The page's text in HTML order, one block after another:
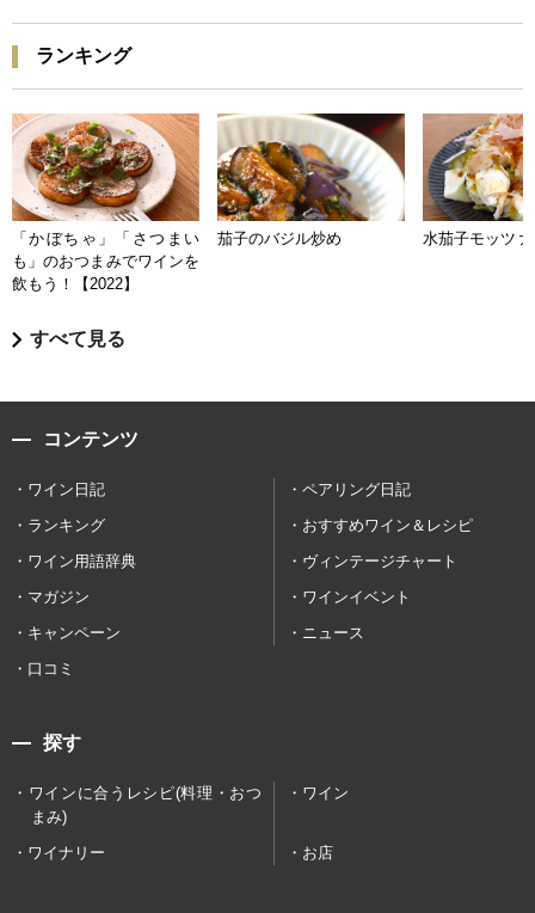
ランキング
「かぼちゃ」「さつまい
も」のおつまみでワインを
飲もう！【2022】
茄子のバジル炒め 水茄子モッツァ
すべて見る
コンテンツ
ワイン日記
ペアリング日記
ランキング
おすすめワイン＆レシピ
ワイン用語辞典
ヴィンテージチャート
マガジン
ワインイベント
キャンペーン
ニュース
口コミ
探す
ワインに合うレシピ(料理・おつ
まみ)
ワイン
ワイナリー お店